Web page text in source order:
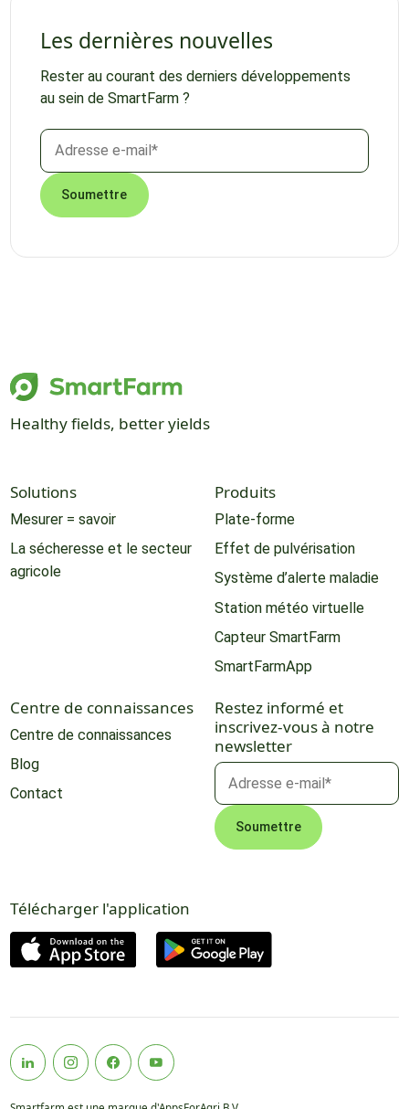
Les dernières nouvelles
Rester au courant des derniers développements
au sein de SmartFarm ?
Healthy fields, better yields
Solutions
Mesurer = savoir
La sécheresse et le secteur
agricole
Produits
Plate-forme
Effet de pulvérisation
Système d’alerte maladie
Station météo virtuelle
Capteur SmartFarm
SmartFarmApp
Centre de connaissances
Centre de connaissances
Blog
Contact
Restez informé et
inscrivez-vous à notre
newsletter
Télécharger l'application